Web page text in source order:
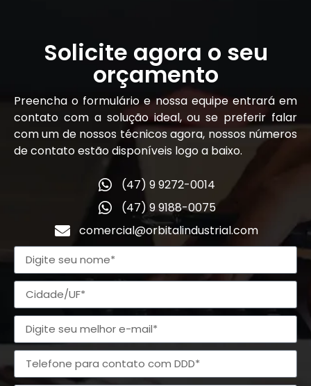
Solicite agora o seu
orçamento
Preencha o formulário e nossa equipe entrará em
contato com a solução ideal, ou se preferir falar
com um de nossos técnicos agora, nossos números
de contato estão disponíveis logo a baixo.
(47) 9 9272-0014
(47) 9 9188-0075
comercial@orbitalindustrial.com